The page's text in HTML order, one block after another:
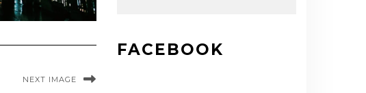
NEXT IMAGE
FACEBOOK